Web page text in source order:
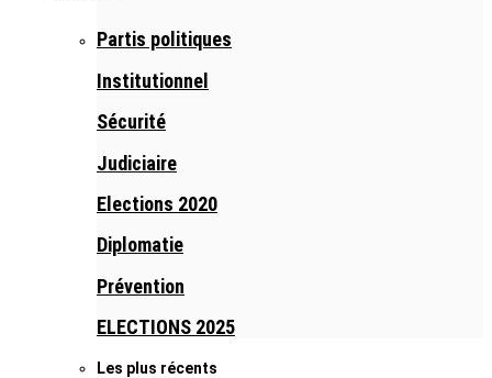
Partis politiques
Institutionnel
Sécurité
Judiciaire
Elections 2020
Diplomatie
Prévention
ELECTIONS 2025
Les plus récents